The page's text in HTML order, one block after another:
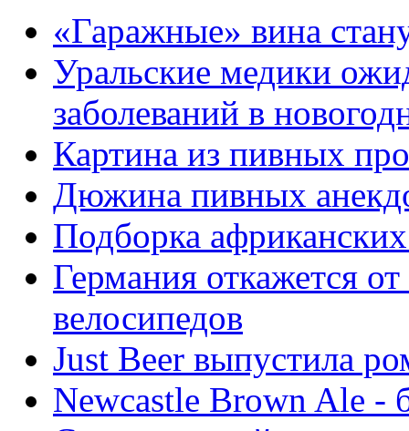
«Гаражные» вина
Уральские медики
заболеваний в
Картина из пивных
Дюжина пивных
Подборка
Германия откажется
велосипедов
Just Beer выпустила
Newcastle Brown Ale -